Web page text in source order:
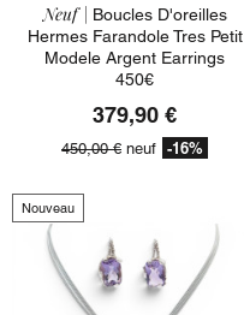
Neuf | Boucles D'oreilles
Hermes Farandole Tres Petit
Modele Argent Earrings
450€
379,90 €
450,00 € neuf -16%
Nouveau